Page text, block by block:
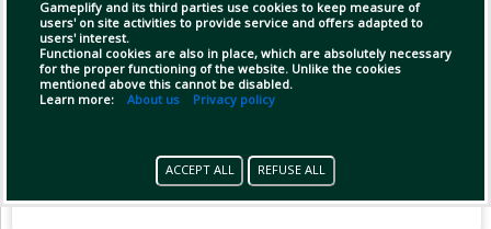
Gameplify and its third parties use cookies to keep measure of
users' on site activities to provide service and offers adapted to
users' interest.
Functional cookies are also in place, which are absolutely necessary
for the proper functioning of the website. Unlike the cookies
mentioned above this cannot be disabled.
Learn more: About us Privacy policy
ACCEPT ALL REFUSE ALL
Open